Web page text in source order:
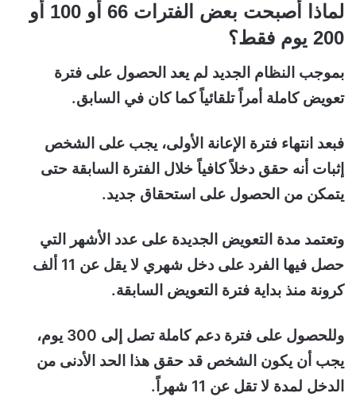
لماذا أصبحت بعض الفترات 66 أو 100 أو
200 يوم فقط؟
بموجب النظام الجديد لم يعد الحصول على فترة
تعويض كاملة أمراً تلقائياً كما كان في السابق.
فبعد انتهاء فترة الإعانة الأولى، يجب على الشخص
إثبات أنه حقق دخلاً كافياً خلال الفترة السابقة حتى
يتمكن من الحصول على استحقاق جديد.
وتعتمد مدة التعويض الجديدة على عدد الأشهر التي
حصل فيها الفرد على دخل شهري لا يقل عن 11 ألف
كرونة منذ بداية فترة التعويض السابقة.
وللحصول على فترة دعم كاملة تصل إلى 300 يوم،
يجب أن يكون الشخص قد حقق هذا الحد الأدنى من
الدخل لمدة لا تقل عن 11 شهراً.